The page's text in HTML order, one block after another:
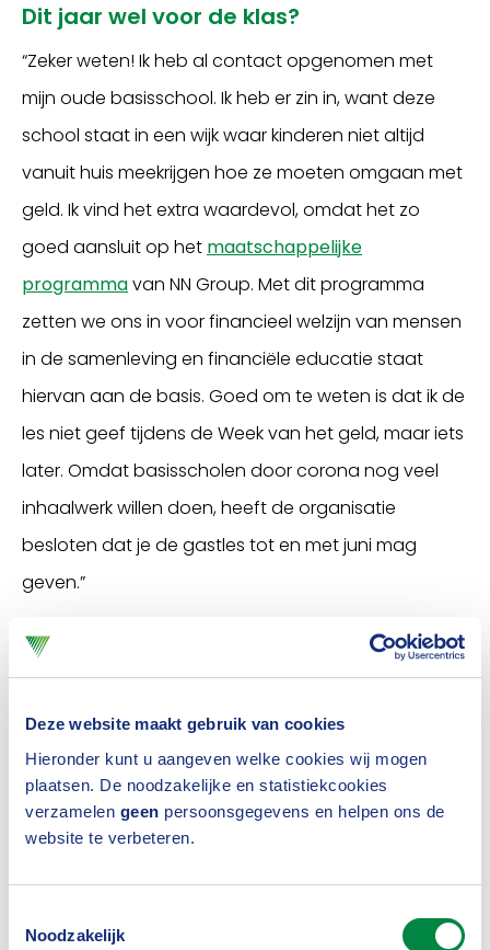
Deze website maakt gebruik van cookies
Hieronder kunt u aangeven welke cookies wij mogen
plaatsen. De noodzakelijke en statistiekcookies
verzamelen geen persoonsgegevens en helpen ons de
website te verbeteren.
Noodzakelijk
Dit jaar wel voor de klas?
“Zeker weten! Ik heb al contact opgenomen met
mijn oude basisschool. Ik heb er zin in, want deze
school staat in een wijk waar kinderen niet altijd
vanuit huis meekrijgen hoe ze moeten omgaan met
geld. Ik vind het extra waardevol, omdat het zo
goed aansluit op het maatschappelijke
programmavan NN Group. Met dit programma
zetten we ons in voor financieel welzijn van mensen
in de samenleving en financiële educatie staat
hiervan aan de basis. Goed om te weten is dat ik de
les niet geef tijdens de Week van het geld, maar iets
later. Omdat basisscholen door corona nog veel
inhaalwerk willen doen, heeft de organisatie
besloten dat je de gastles tot en met juni mag
geven.”